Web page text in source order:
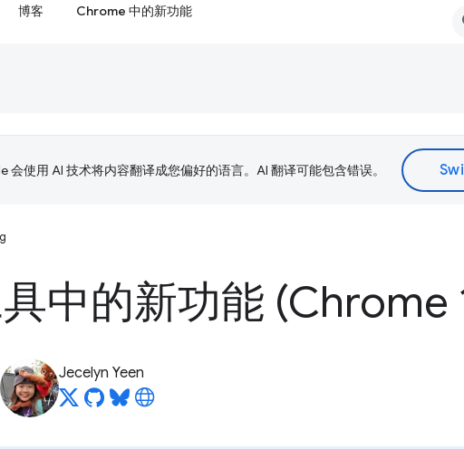
博客 Chrome 中的新功能
会使用 AI 技术将内容翻译成您偏好的语言。AI 翻译可能包含错误。
中的新功能 (Chrome
Jecelyn Yeen